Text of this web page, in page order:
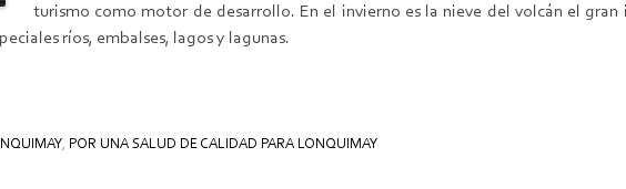
turismo como motor de desarrollo. En el invierno es la nieve del volcán el
ríos, embalses, lagos y lagunas.
, POR UNA SALUD DE CALIDAD PARA LONQUIMAY